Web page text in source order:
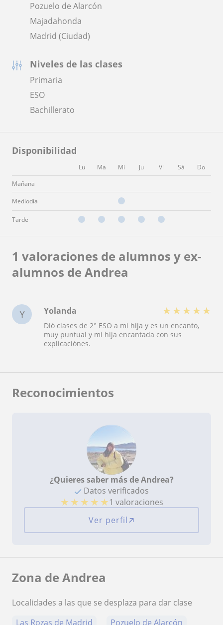
Pozuelo de Alarcón
Majadahonda
Madrid (Ciudad)
Niveles de las clases
Primaria
ESO
Bachillerato
Disponibilidad
Lu Ma Mi Ju Vi Sá
Do
Mañana
Mediodía
Tarde
1 valoraciones de alumnos y ex-
alumnos de Andrea
Y Yolanda ★ ★ ★ ★ ★
Dió clases de 2° ESO a mi hija y es un encanto,
muy puntual y mi hija encantada con sus
explicaciónes.
Reconocimientos
¿Quieres saber más de Andrea?
Datos verificados
★ ★ ★ ★ ★1 valoraciones
Ver perfil
Zona de Andrea
Localidades a las que se desplaza para dar clase
Las Rozas de Madrid
Pozuelo de Alarcón